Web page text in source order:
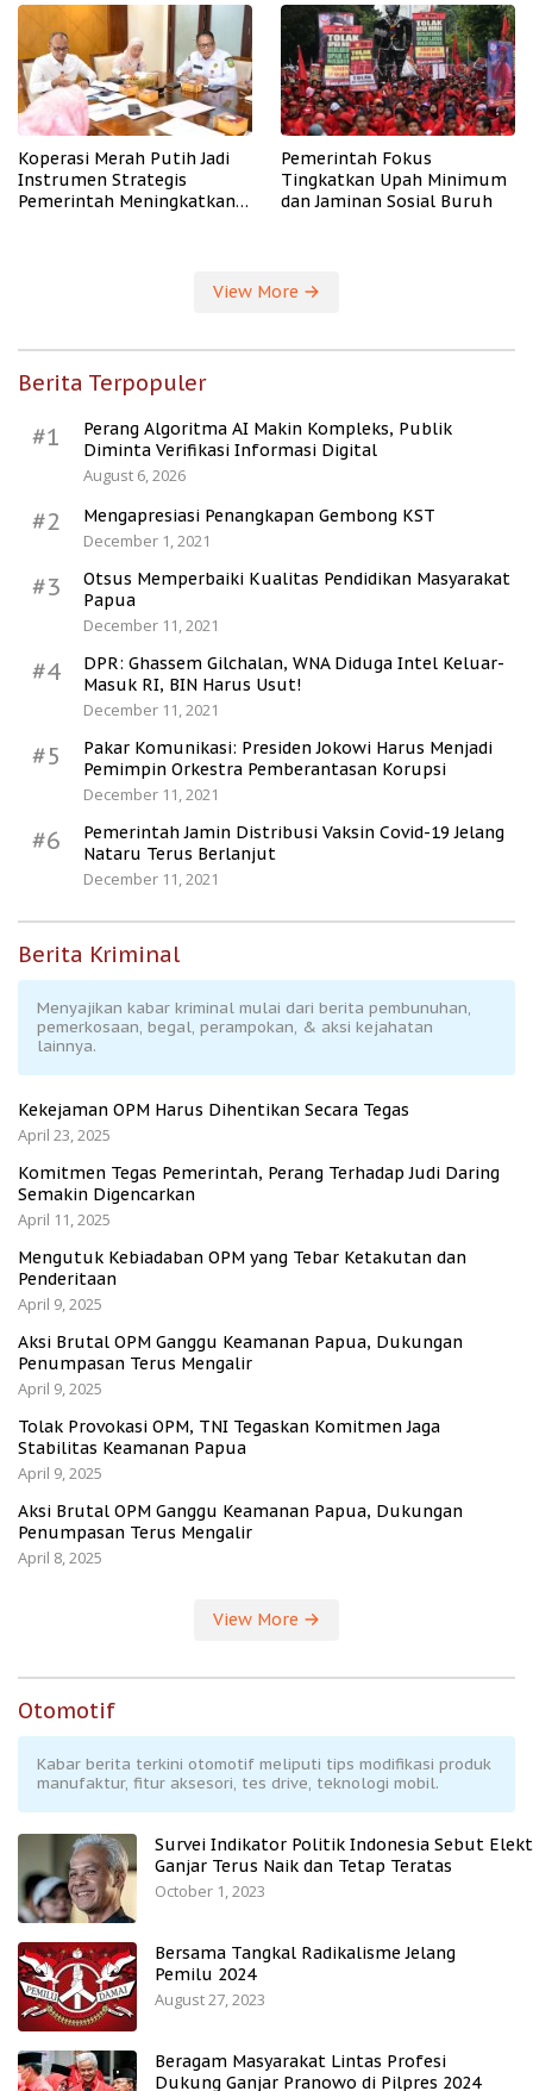
Koperasi Merah Putih Jadi
Instrumen Strategis
Pemerintah Meningkatkan
Pemerintah Fokus
Tingkatkan Upah Minimum
dan Jaminan Sosial Buruh
View More
Berita Terpopuler
#1
Perang Algoritma AI Makin Kompleks, Publik
Diminta Verifikasi Informasi Digital
August 6, 2026
#2
Mengapresiasi Penangkapan Gembong KST
December 1, 2021
#3
Otsus Memperbaiki Kualitas Pendidikan Masyarakat
Papua
December 11, 2021
#4
DPR: Ghassem Gilchalan, WNA Diduga Intel Keluar-
Masuk RI, BIN Harus Usut!
December 11, 2021
#5
Pakar Komunikasi: Presiden Jokowi Harus Menjadi
Pemimpin Orkestra Pemberantasan Korupsi
December 11, 2021
#6
Pemerintah Jamin Distribusi Vaksin Covid-19 Jelang
Nataru Terus Berlanjut
December 11, 2021
Berita Kriminal
Menyajikan kabar kriminal mulai dari berita pembunuhan,
pemerkosaan, begal, perampokan, & aksi kejahatan
lainnya.
Kekejaman OPM Harus Dihentikan Secara Tegas
April 23, 2025
Komitmen Tegas Pemerintah, Perang Terhadap Judi Daring
Semakin Digencarkan
April 11, 2025
Mengutuk Kebiadaban OPM yang Tebar Ketakutan dan
Penderitaan
April 9, 2025
Aksi Brutal OPM Ganggu Keamanan Papua, Dukungan
Penumpasan Terus Mengalir
April 9, 2025
Tolak Provokasi OPM, TNI Tegaskan Komitmen Jaga
Stabilitas Keamanan Papua
April 9, 2025
Aksi Brutal OPM Ganggu Keamanan Papua, Dukungan
Penumpasan Terus Mengalir
April 8, 2025
View More
Otomotif
Kabar berita terkini otomotif meliputi tips modifikasi produk
manufaktur, fitur aksesori, tes drive, teknologi mobil.
Survei Indikator Politik Indonesia Sebut
Ganjar Terus Naik dan Tetap Teratas
October 1, 2023
Bersama Tangkal Radikalisme Jelang
Pemilu 2024
August 27, 2023
Beragam Masyarakat Lintas Profesi
Dukung Ganjar Pranowo di Pilpres 2024